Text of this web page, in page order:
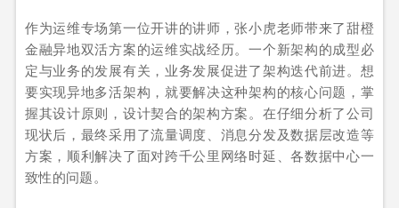
作为运维专场第一位开讲的讲师，张小虎老师带来了甜橙
金融异地双活方案的运维实战经历。一个新架构的成型必
定与业务的发展有关，业务发展促进了架构迭代前进。想
要实现异地多活架构，就要解决这种架构的核心问题，掌
握其设计原则，设计契合的架构方案。在仔细分析了公司
现状后，最终采用了流量调度、消息分发及数据层改造等
方案，顺利解决了面对跨千公里网络时延、各数据中心一
致性的问题。